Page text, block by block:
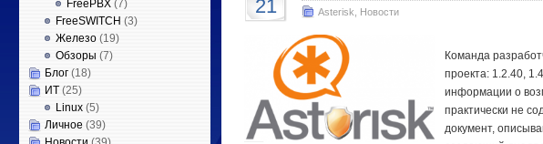
FreePBX (7)
FreeSWITCH (3)
Железо (19)
Обзоры (7)
Блог (18)
ИТ (25)
Linux (5)
Личное (39)
21 Asterisk Новости
Команда
проекта: 1.2.40,
информации о
практически не
документ,